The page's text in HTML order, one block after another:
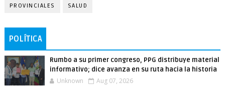
PROVINCIALES SALUD
POLÍTICA
Rumbo a su primer congreso, PPG distribuye material
informativo; dice avanza en su ruta hacia la historia
Unknown Aug 07, 2026